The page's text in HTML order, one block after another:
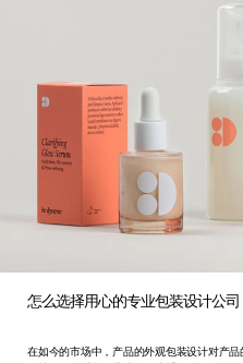
怎么选择用心的专业包装设计公司
在如今的市场中，产品的外观包装设计对产